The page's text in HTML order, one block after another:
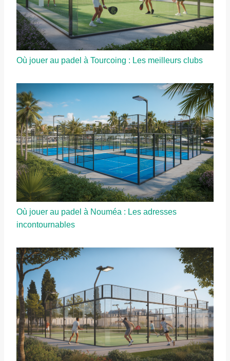
Où jouer au padel à Tourcoing : Les meilleurs clubs
Où jouer au padel à Nouméa : Les adresses
incontournables